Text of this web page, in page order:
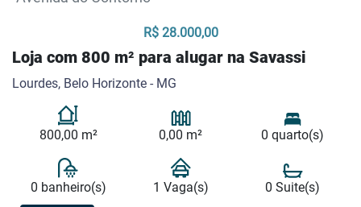
R$ 28.000,00
Loja com 800 m² para alugar na Savassi
Lourdes, Belo Horizonte - MG
800,00 m² 0,00 m² 0 quarto(s)
0 banheiro(s) 1 Vaga(s) 0 Suite(s)